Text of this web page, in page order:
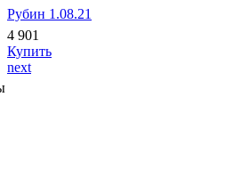
Рубин 1.08.21
4 901
Купить
next